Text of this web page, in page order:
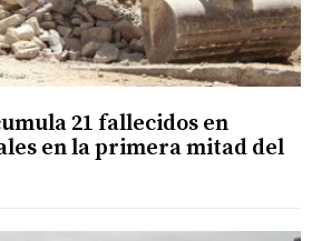
21 fallecidos en
en la primera mitad del